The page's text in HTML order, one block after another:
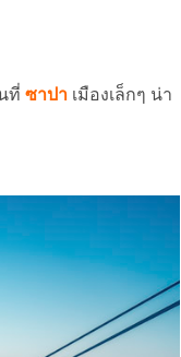
ที่ ซาปา เมืองเล็กๆ น่า